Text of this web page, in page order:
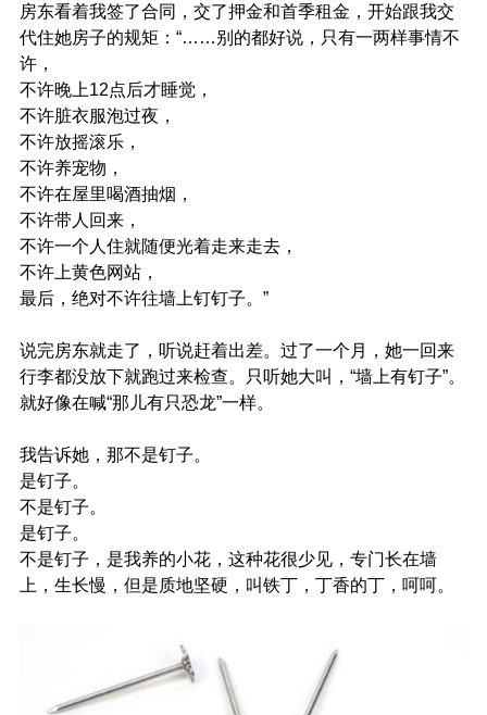
房东看着我签了合同，交了押金和首季租金，开始跟我交
代住她房子的规矩：“……别的都好说，只有一两样事情不
许，
不许晚上12点后才睡觉，
不许脏衣服泡过夜，
不许放摇滚乐，
不许养宠物，
不许在屋里喝酒抽烟，
不许带人回来，
不许一个人住就随便光着走来走去，
不许上黄色网站，
最后，绝对不许往墙上钉钉子。”
说完房东就走了，听说赶着出差。过了一个月，她一回来
行李都没放下就跑过来检查。只听她大叫，“墙上有钉子”。
就好像在喊“那儿有只恐龙”一样。
我告诉她，那不是钉子。
是钉子。
不是钉子。
是钉子。
不是钉子，是我养的小花，这种花很少见，专门长在墙
上，生长慢，但是质地坚硬，叫铁丁，丁香的丁，呵呵。